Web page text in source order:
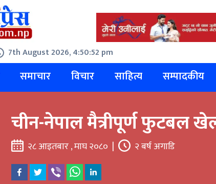
7th August 2026, 4:50:53 pm
समाचार विचार साहित्य सम्पादकीय
चीन-नेपाल मैत्रीपूर्ण फुटबल
२८ आइतबार , माघ २०८० | २ बर्ष अगाडि